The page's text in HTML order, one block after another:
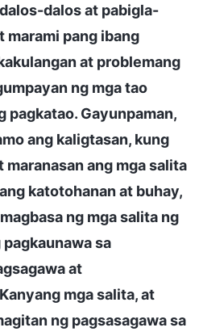
dalos at pabigla-
marami pang ibang
at problemang
ng mga tao
pagkatao. Gayunpaman,
ang kaligtasan, kung
maranasan ang mga salita
katotohanan at buhay,
ng mga salita ng
sa
at
mga salita, at
ng pagsasagawa sa